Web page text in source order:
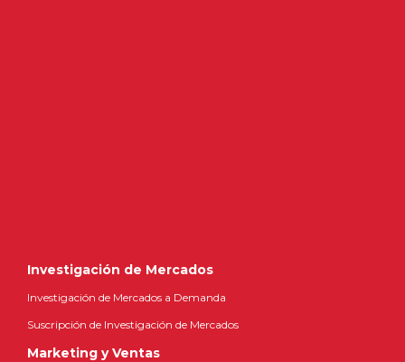
Investigación de Mercados
Investigación de Mercados a Demanda
Suscripción de Investigación de Mercados
Marketing y Ventas